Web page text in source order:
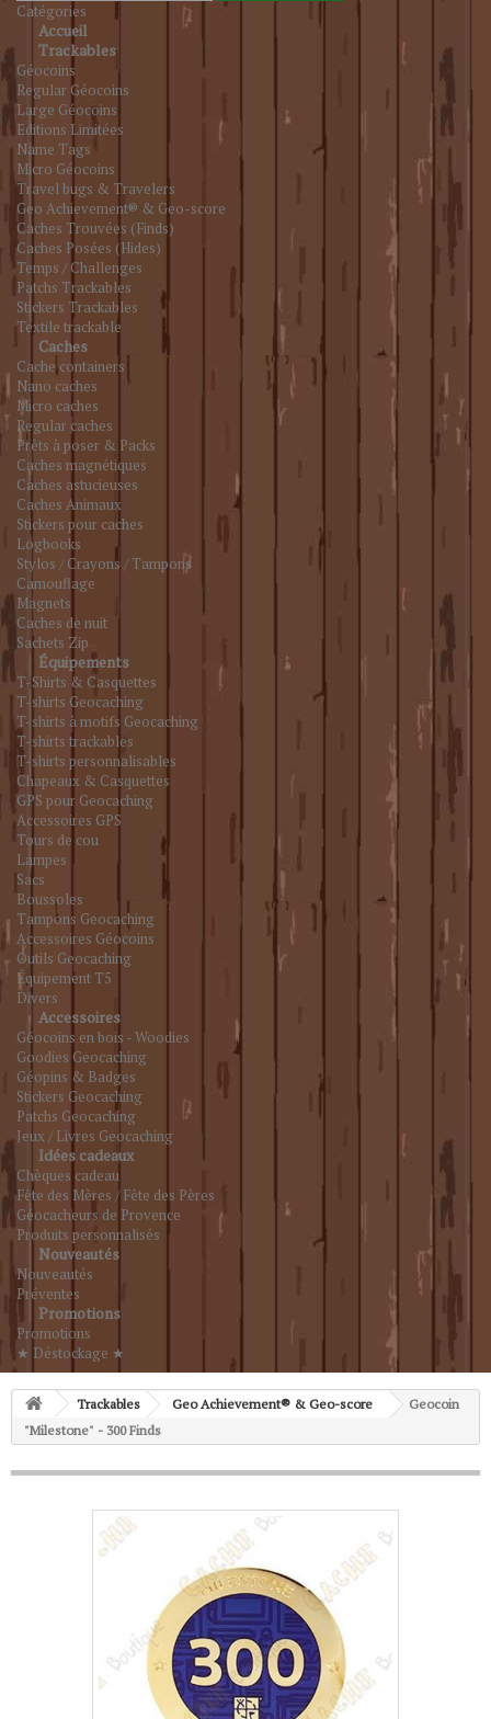
Catégories
Accueil
Trackables
Géocoins
Regular Géocoins
Large Géocoins
Editions Limitées
Name Tags
Micro Géocoins
Travel bugs & Travelers
Geo Achievement® & Geo-score
Caches Trouvées (Finds)
Caches Posées (Hides)
Temps / Challenges
Patchs Trackables
Stickers Trackables
Textile trackable
Caches
Cache containers
Nano caches
Micro caches
Regular caches
Prêts à poser & Packs
Caches magnétiques
Caches astucieuses
Caches Animaux
Stickers pour caches
Logbooks
Stylos / Crayons / Tampons
Camouflage
Magnets
Caches de nuit
Sachets Zip
Équipements
T-Shirts & Casquettes
T-shirts Geocaching
T-shirts à motifs Geocaching
T-shirts trackables
T-shirts personnalisables
Chapeaux & Casquettes
GPS pour Geocaching
Accessoires GPS
Tours de cou
Lampes
Sacs
Boussoles
Tampons Geocaching
Accessoires Géocoins
Outils Geocaching
Équipement T5
Divers
Accessoires
Géocoins en bois - Woodies
Goodies Geocaching
Géopins & Badges
Stickers Geocaching
Patchs Geocaching
Jeux / Livres Geocaching
Idées cadeaux
Chèques cadeau
Fête des Mères / Fête des Pères
Géocacheurs de Provence
Produits personnalisés
Nouveautés
Nouveautés
Préventes
Promotions
Promotions
★ Déstockage ★
Trackables Geo Achievement® & Geo-score
Geocoin
"Milestone" - 300 Finds